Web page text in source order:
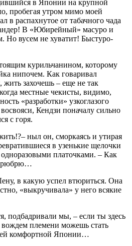
в Японии на крупной
пробегая утром мимо моей
в распахнутое от табачного чада
В «Юбирейный» масуро и
Но вусем не хуватит! Быстуро-
курильчанином, которому
нипочем. Как говаривал
захочешь – еще не так
местные чекисты, видимо,
«разработки» узкоглазого
Кендзи поначалу сильно
с горя.
ныл он, сморкаясь и утирая
в узенькие щелочки
платочками. – Как
рюбрю…
в какую успел втюриться. Она
«выкручивала» у него всякие
подбадривали мы, – если ты здесь
племени можешь стать
комфортной Японии…